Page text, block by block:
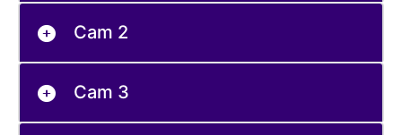
Cam 2
Cam 3